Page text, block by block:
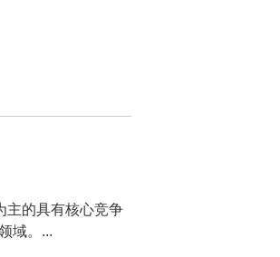
主的具有核心竞争
域。...